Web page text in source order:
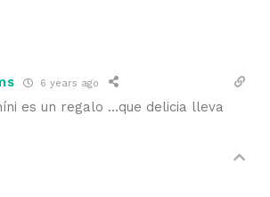
6 years ago
es un regalo …que delicia lleva